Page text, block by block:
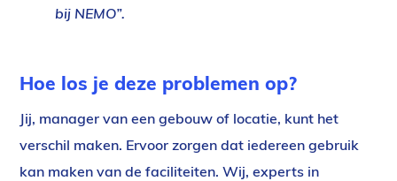
bij NEMO”.
Hoe los je deze problemen op?
Jij, manager van een gebouw of locatie, kunt het
verschil maken. Ervoor zorgen dat iedereen gebruik
kan maken van de faciliteiten. Wij, experts in